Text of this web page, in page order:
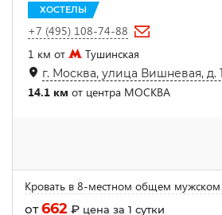
ХОСТЕЛЫ
+7 (495) 108-74-88
1 км от
Тушинская
г. Москва, улица Вишневая, д.
14.1 км от центра МОСКВА
Кровать в 8-местном общем
от662 ₽ цена за 1 сутки